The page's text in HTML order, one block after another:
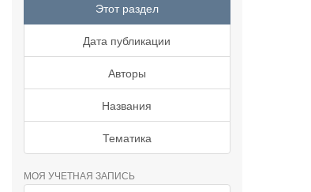
Этот раздел
Дата публикации
Авторы
Названия
Тематика
МОЯ УЧЕТНАЯ ЗАПИСЬ